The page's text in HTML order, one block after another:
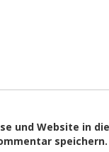
und Website in
speichern.